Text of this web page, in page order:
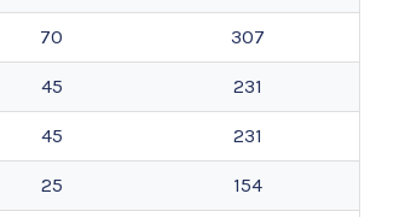
70 307
45 231
45 231
25 154